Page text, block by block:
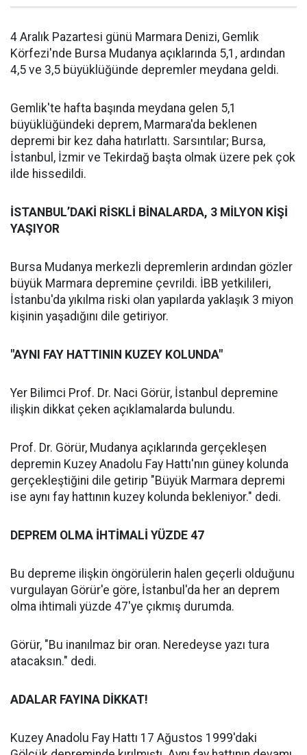
4 Aralık Pazartesi günü Marmara Denizi, Gemlik
Körfezi'nde Bursa Mudanya açıklarında 5,1, ardından
4,5 ve 3,5 büyüklüğünde depremler meydana geldi.
Gemlik'te hafta başında meydana gelen 5,1
büyüklüğündeki deprem, Marmara'da beklenen
depremi bir kez daha hatırlattı. Sarsıntılar; Bursa,
İstanbul, İzmir ve Tekirdağ başta olmak üzere pek çok
ilde hissedildi.
İSTANBUL’DAKİ RİSKLİ BİNALARDA, 3 MİLYON KİŞİ
YAŞIYOR
Bursa Mudanya merkezli depremlerin ardından gözler
büyük Marmara depremine çevrildi. İBB yetkilileri,
İstanbu'da yıkılma riski olan yapılarda yaklaşık 3 miyon
kişinin yaşadığını dile getiriyor.
"AYNI FAY HATTININ KUZEY KOLUNDA"
Yer Bilimci Prof. Dr. Naci Görür, İstanbul depremine
ilişkin dikkat çeken açıklamalarda bulundu.
Prof. Dr. Görür, Mudanya açıklarında gerçekleşen
depremin Kuzey Anadolu Fay Hattı'nın güney kolunda
gerçekleştiğini dile getirip "Büyük Marmara depremi
ise aynı fay hattının kuzey kolunda bekleniyor." dedi.
DEPREM OLMA İHTİMALİ YÜZDE 47
Bu depreme ilişkin öngörülerin halen geçerli olduğunu
vurgulayan Görür'e göre, İstanbul'da her an deprem
olma ihtimali yüzde 47'ye çıkmış durumda.
Görür, "Bu inanılmaz bir oran. Neredeyse yazı tura
atacaksın." dedi.
ADALAR FAYINA DİKKAT!
Kuzey Anadolu Fay Hattı 17 Ağustos 1999'daki